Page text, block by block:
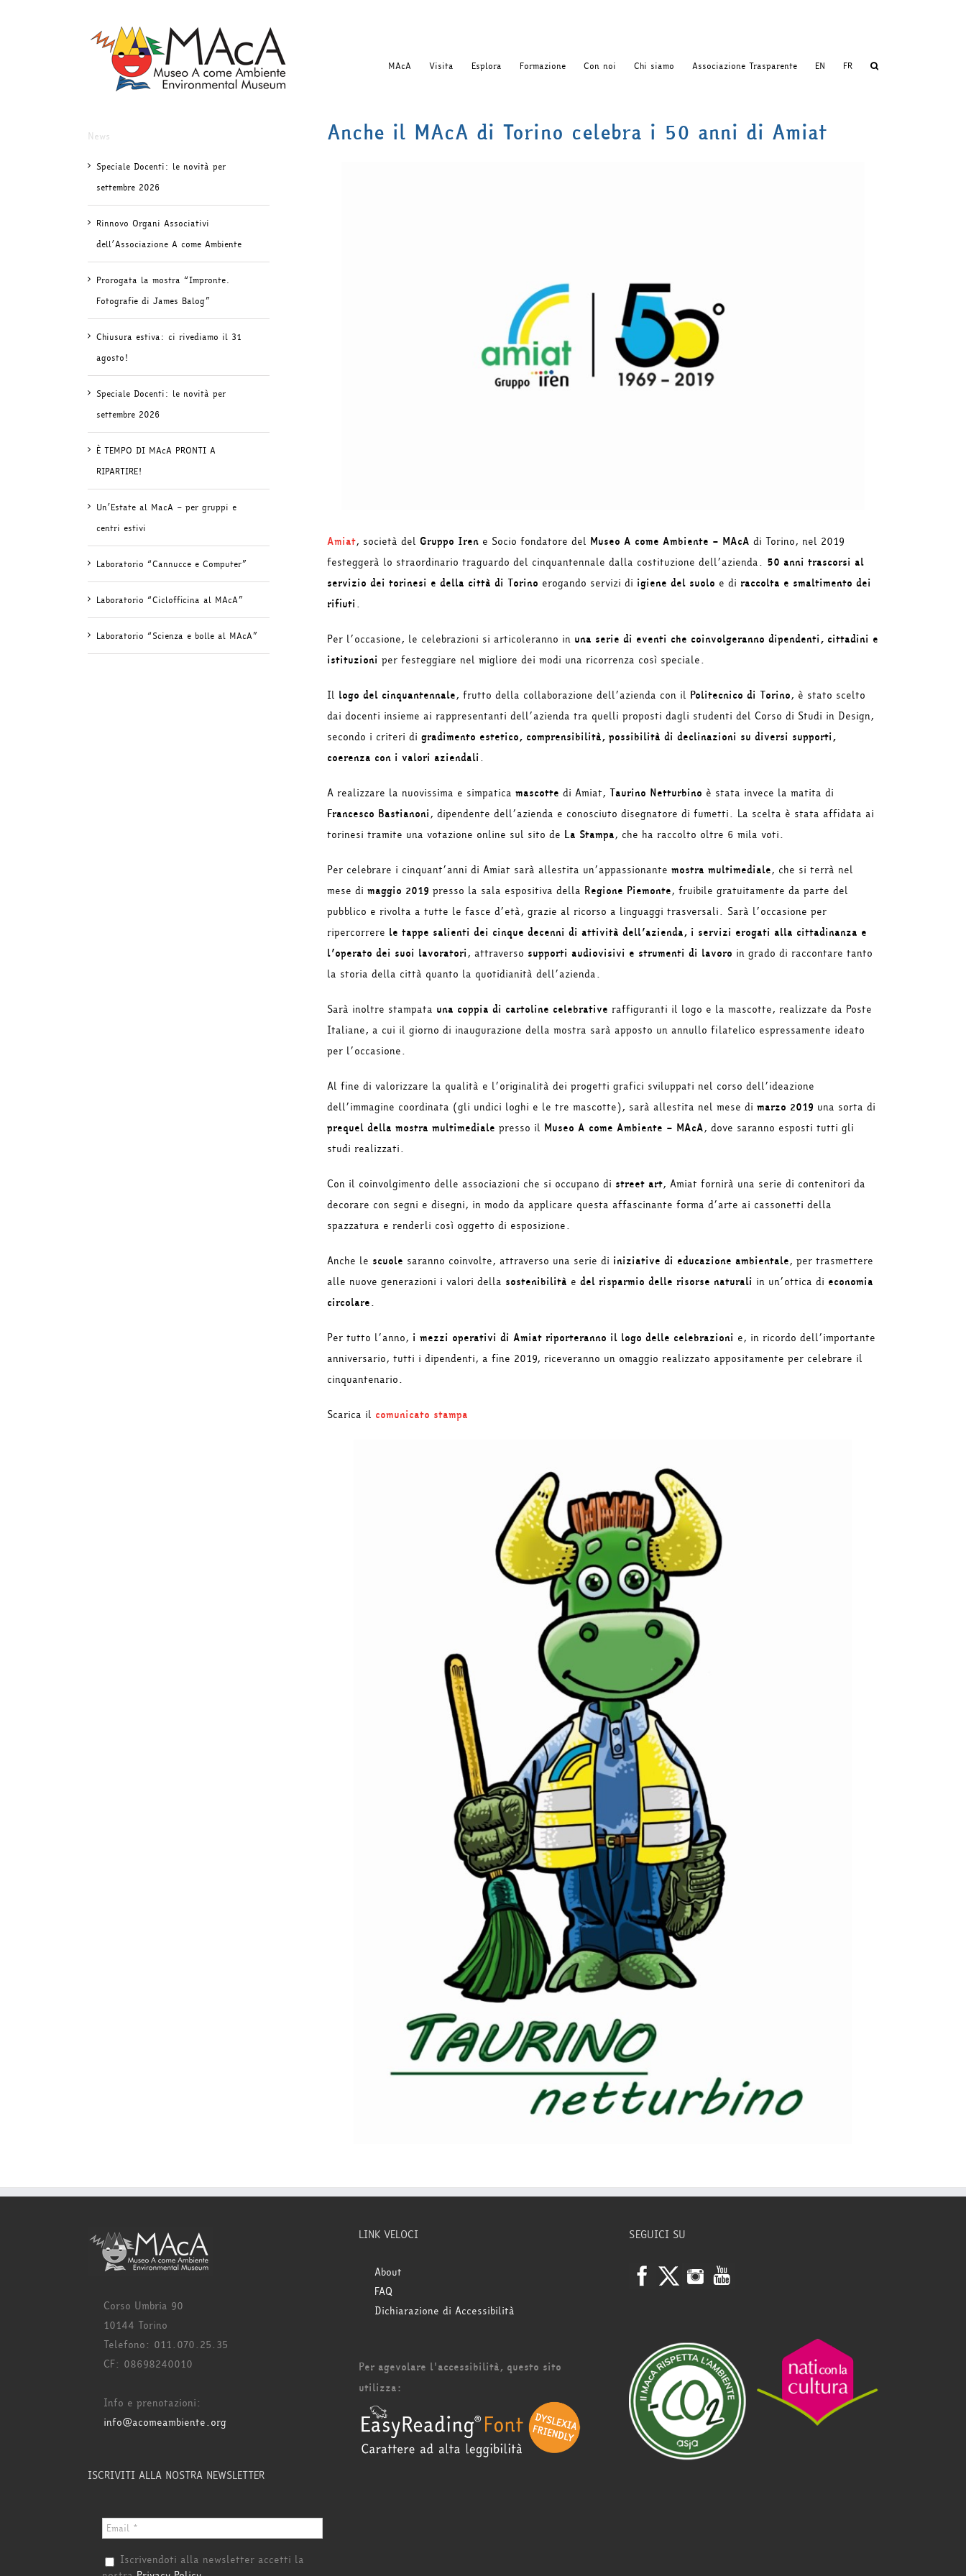
MAcA Visita Esplora Formazione Con noi Chi siamo Associazione Trasparente EN FR
Anche il MAcA di Torino celebra i 50 anni di Amiat
Amiat, società del Gruppo Iren e Socio fondatore del Museo A come Ambiente – MAcA di Torino, nel 2019
festeggerà lo straordinario traguardo del cinquantennale dalla costituzione dell’azienda. 50 anni trascorsi al
servizio dei torinesi e della città di Torino erogando servizi di igiene del suolo e di raccolta e smaltimento dei
rifiuti.
Per l’occasione, le celebrazioni si articoleranno in una serie di eventi che coinvolgeranno dipendenti, cittadini e
istituzioni per festeggiare nel migliore dei modi una ricorrenza così speciale.
Il logo del cinquantennale, frutto della collaborazione dell’azienda con il Politecnico di Torino, è stato scelto
dai docenti insieme ai rappresentanti dell’azienda tra quelli proposti dagli studenti del Corso di Studi in Design,
secondo i criteri di gradimento estetico, comprensibilità, possibilità di declinazioni su diversi supporti,
coerenza con i valori aziendali.
A realizzare la nuovissima e simpatica mascotte di Amiat, Taurino Netturbino è stata invece la matita di
Francesco Bastianoni, dipendente dell’azienda e conosciuto disegnatore di fumetti. La scelta è stata affidata ai
torinesi tramite una votazione online sul sito de La Stampa, che ha raccolto oltre 6 mila voti.
Per celebrare i cinquant’anni di Amiat sarà allestita un’appassionante mostra multimediale, che si terrà nel
mese di maggio 2019 presso la sala espositiva della Regione Piemonte, fruibile gratuitamente da parte del
pubblico e rivolta a tutte le fasce d’età, grazie al ricorso a linguaggi trasversali. Sarà l’occasione per
ripercorrere le tappe salienti dei cinque decenni di attività dell’azienda, i servizi erogati alla cittadinanza e
l’operato dei suoi lavoratori, attraverso supporti audiovisivi e strumenti di lavoro in grado di raccontare tanto
la storia della città quanto la quotidianità dell’azienda.
Sarà inoltre stampata una coppia di cartoline celebrative raffiguranti il logo e la mascotte, realizzate da Poste
Italiane, a cui il giorno di inaugurazione della mostra sarà apposto un annullo filatelico espressamente ideato
per l’occasione.
Al fine di valorizzare la qualità e l’originalità dei progetti grafici sviluppati nel corso dell’ideazione
dell’immagine coordinata (gli undici loghi e le tre mascotte), sarà allestita nel mese di marzo 2019 una sorta di
prequel della mostra multimediale presso il Museo A come Ambiente – MAcA, dove saranno esposti tutti gli
studi realizzati.
Con il coinvolgimento delle associazioni che si occupano di street art, Amiat fornirà una serie di contenitori da
decorare con segni e disegni, in modo da applicare questa affascinante forma d’arte ai cassonetti della
spazzatura e renderli così oggetto di esposizione.
Anche le scuole saranno coinvolte, attraverso una serie di iniziative di educazione ambientale, per trasmettere
alle nuove generazioni i valori della sostenibilità e del risparmio delle risorse naturali in un’ottica di economia
circolare.
Per tutto l’anno, i mezzi operativi di Amiat riporteranno il logo delle celebrazioni e, in ricordo dell’importante
anniversario, tutti i dipendenti, a fine 2019, riceveranno un omaggio realizzato appositamente per celebrare il
cinquantenario.
Scarica il comunicato stampa
News
Speciale Docenti: le novità per
settembre 2026
Rinnovo Organi Associativi
dell’Associazione A come Ambiente
Prorogata la mostra “Impronte.
Fotografie di James Balog”
Chiusura estiva: ci rivediamo il 31
agosto!
Speciale Docenti: le novità per
settembre 2026
È TEMPO DI MAcA PRONTI A
RIPARTIRE!
Un’Estate al MacA – per gruppi e
centri estivi
Laboratorio “Cannucce e Computer”
Laboratorio “Ciclofficina al MAcA”
Laboratorio “Scienza e bolle al MAcA”
Corso Umbria 90
10144 Torino
Telefono: 011.070.25.35
CF: 08698240010
Info e prenotazioni:
info@acomeambiente.org
ISCRIVITI ALLA NOSTRA NEWSLETTER
Iscrivendoti alla newsletter accetti la
LINK VELOCI
About
FAQ
Dichiarazione di Accessibilità
Per agevolare l'accessibilità, questo sito
utilizza:
SEGUICI SU